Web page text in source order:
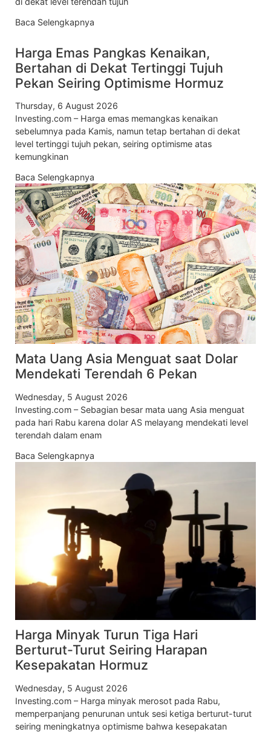
Baca Selengkapnya
Harga Emas Pangkas Kenaikan,
Bertahan di Dekat Tertinggi Tujuh
Pekan Seiring Optimisme Hormuz
Thursday, 6 August 2026
Investing.com – Harga emas memangkas kenaikan
sebelumnya pada Kamis, namun tetap bertahan di dekat
level tertinggi tujuh pekan, seiring optimisme atas
kemungkinan
Baca Selengkapnya
Mata Uang Asia Menguat saat Dolar
Mendekati Terendah 6 Pekan
Wednesday, 5 August 2026
Investing.com – Sebagian besar mata uang Asia menguat
pada hari Rabu karena dolar AS melayang mendekati level
terendah dalam enam
Baca Selengkapnya
Harga Minyak Turun Tiga Hari
Berturut-Turut Seiring Harapan
Kesepakatan Hormuz
Wednesday, 5 August 2026
Investing.com – Harga minyak merosot pada Rabu,
memperpanjang penurunan untuk sesi ketiga berturut-turut
seiring meningkatnya optimisme bahwa kesepakatan